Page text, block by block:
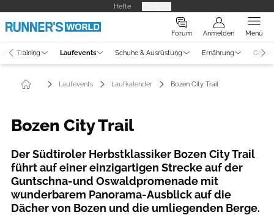
Hefte
Forum Anmelden Menü
Training Laufevents Schuhe & Ausrüstung Ernährung
Laufevents Laufkalender Bozen City Trail
Bozen City Trail
Der Südtiroler Herbstklassiker Bozen City Trail
führt auf einer einzigartigen Strecke auf der
Guntschna-und Oswaldpromenade mit
wunderbarem Panorama-Ausblick auf die
Dächer von Bozen und die umliegenden Berge.